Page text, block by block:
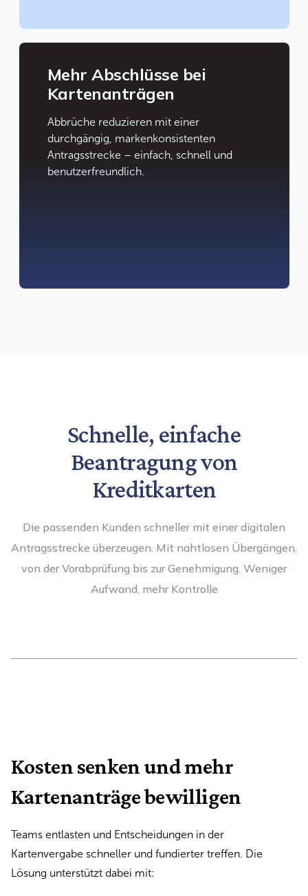
Mehr Abschlüsse bei
Kartenanträgen
Abbrüche reduzieren mit einer
durchgängig, markenkonsistenten
Antragsstrecke – einfach, schnell und
benutzerfreundlich.
Schnelle, einfache
Beantragung von
Kreditkarten
Die passenden Kunden schneller mit einer digitalen
Antragsstrecke überzeugen. Mit nahtlosen Übergängen,
von der Vorabprüfung bis zur Genehmigung. Weniger
Aufwand, mehr Kontrolle
Kosten senken und mehr
Kartenanträge bewilligen
Teams entlasten und Entscheidungen in der
Kartenvergabe schneller und fundierter treffen. Die
Lösung unterstützt dabei mit: